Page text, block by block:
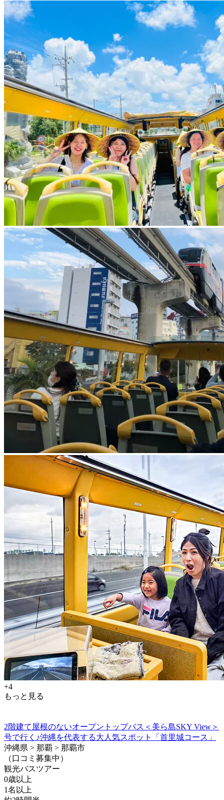
+4
もっと見る
2階建て屋根のないオープントップバス＜美ら島SKY View＞
号で行く♪沖縄を代表する大人気スポット「首里城コース」
沖縄県 > 那覇 > 那覇市
（口コミ募集中）
観光バスツアー
0歳以上
1名以上